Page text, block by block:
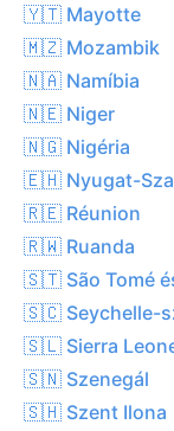
🇾🇹 Mayotte
🇲🇿 Mozambik
🇳🇦 Namíbia
🇳🇪 Niger
🇳🇬 Nigéria
🇪🇭 Nyugat-
🇷🇪 Réunion
🇷🇼 Ruanda
🇸🇹 São Tomé
🇸🇨 Seychelle-
🇸🇱 Sierra
🇸🇳 Szenegál
🇸🇭 Szent Ilona